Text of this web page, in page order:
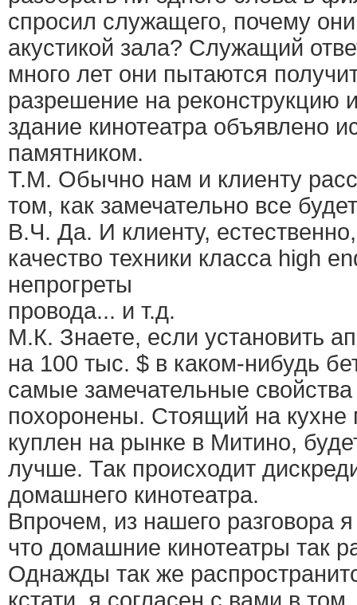
спросил служащего, почему
акустикой зала? Служащий
много лет они пытаются
разрешение на реконструкцию
здание кинотеатра объявлено
памятником.
Т.М. Обычно нам и клиенту
том, как замечательно все
В.Ч. Да. И клиенту,
качество техники класса high
непрогреты
провода... и т.д.
М.К. Знаете, если установить
на 100 тыс. $ в каком-нибудь
самые замечательные свойства
похоронены. Стоящий на кухне
куплен на рынке в Митино,
лучше. Так происходит
домашнего кинотеатра.
Впрочем, из нашего разговора
что домашние кинотеатры так
Однажды так же